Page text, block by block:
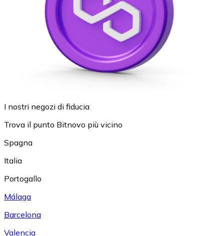
I nostri negozi di fiducia
Trova il punto Bitnovo più vicino
Spagna
Italia
Portogallo
Málaga
Barcelona
Valencia